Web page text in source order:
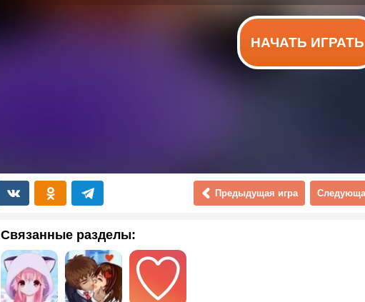
НАЧАТЬ ИГРАТЬ
Предыдущая игра
Связанные разделы: